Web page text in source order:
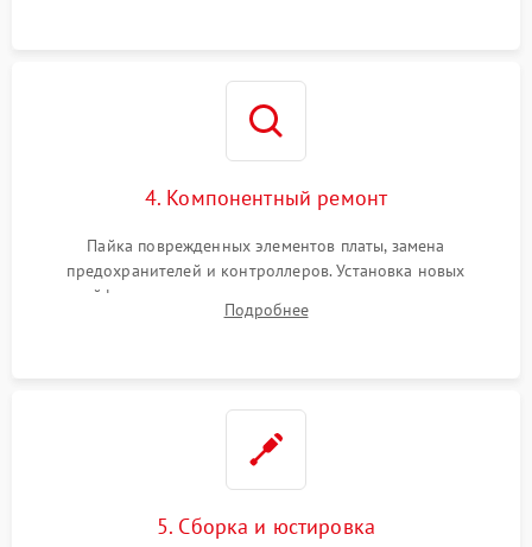
4. Компонентный ремонт
Пайка поврежденных элементов платы, замена
предохранителей и контроллеров. Установка новых
шлейфов, дисплея, механизма затвора или двигателя
автофокуса. Восстановление геометрии тубуса объектива
Подробнее
5. Сборка и юстировка